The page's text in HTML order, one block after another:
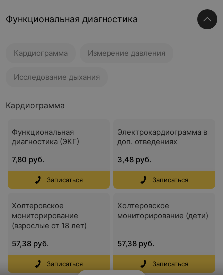
Функциональная диагностика
Кардиограмма Измерение давления
Исследование дыхания
Кардиограмма
Функциональная
диагностика (ЭКГ)
7,80 руб.
Записаться
Электрокардиограмма в
доп. отведениях
3,48 руб.
Записаться
Холтеровское
мониторирование
(взрослые от 18 лет)
57,38 руб.
Записаться
Холтеровское
мониторирование (дети)
57,38 руб.
Записаться